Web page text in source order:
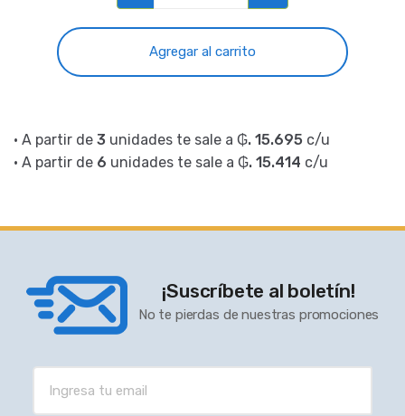
Agregar al carrito
• A partir de 3 unidades te sale a ₲. 15.695 c/u
• A partir de 6 unidades te sale a ₲. 15.414 c/u
¡Suscríbete al boletín!
No te pierdas de nuestras promociones